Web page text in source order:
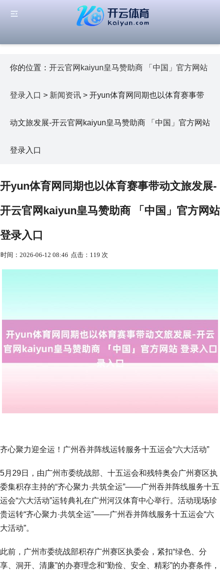
你的位置： 开云官网kaiyun皇马赞助商 「中国」官方网站
登录入口 > 新闻资讯 > 开yun体育网同期也以体育赛事带
动文旅发展-开云官网kaiyun皇马赞助商 「中国」官方网站
登录入口
开yun体育网同期也以体育赛事带动文旅发展-
开云官网kaiyun皇马赞助商 「中国」官方网站
登录入口
时间：2026-06-12 08:46 点击：119 次
齐心聚力迎全运！广州吞并阵线运转服务十五运会“六大活动”
5月29日，由广州市委统战部、十五运会和残特奥会广州赛区执
委集积存主持的“齐心聚力·共筑全运”——广州吞并阵线服务十五
运会“六大活动”运转典礼在广州河汉体育中心举行。活动现场珍
贵运转“齐心聚力·共筑全运”——广州吞并阵线服务十五运会“六
大活动”。
此前，广州市委统战部积存广州赛区执委会，紧扣“绿色、分
享、洞开、清廉”的办赛理念和“勤俭、安全、精彩”的办赛条件，